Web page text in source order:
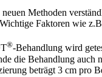
Methoden
Faktoren wie
®-Behandlung wird
die Behandlung auch
beträgt 3 cm pro